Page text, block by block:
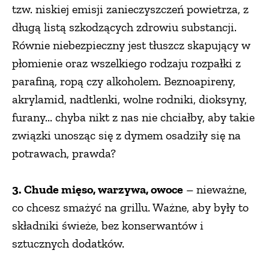
tzw. niskiej emisji zanieczyszczeń powietrza, z
długą listą szkodzących zdrowiu substancji.
Równie niebezpieczny jest tłuszcz skapujący w
płomienie oraz wszelkiego rodzaju rozpałki z
parafiną, ropą czy alkoholem. Beznoapireny,
akrylamid, nadtlenki, wolne rodniki, dioksyny,
furany... chyba nikt z nas nie chciałby, aby takie
związki unosząc się z dymem osadziły się na
potrawach, prawda?
3. Chude mięso, warzywa, owoce – nieważne,
co chcesz smażyć na grillu. Ważne, aby były to
składniki świeże, bez konserwantów i
sztucznych dodatków.